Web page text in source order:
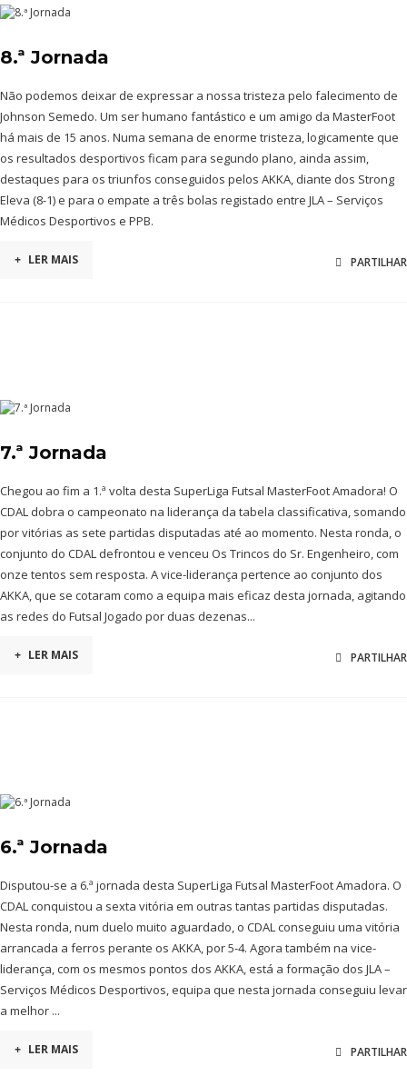
8.ª Jornada
Não podemos deixar de expressar a nossa tristeza pelo falecimento de
Johnson Semedo. Um ser humano fantástico e um amigo da MasterFoot
há mais de 15 anos. Numa semana de enorme tristeza, logicamente que
os resultados desportivos ficam para segundo plano, ainda assim,
destaques para os triunfos conseguidos pelos AKKA, diante dos Strong
Eleva (8-1) e para o empate a três bolas registado entre JLA – Serviços
Médicos Desportivos e PPB.
+ LER MAIS PARTILHAR
7.ª Jornada
Chegou ao fim a 1.ª volta desta SuperLiga Futsal MasterFoot Amadora! O
CDAL dobra o campeonato na liderança da tabela classificativa, somando
por vitórias as sete partidas disputadas até ao momento. Nesta ronda, o
conjunto do CDAL defrontou e venceu Os Trincos do Sr. Engenheiro, com
onze tentos sem resposta. A vice-liderança pertence ao conjunto dos
AKKA, que se cotaram como a equipa mais eficaz desta jornada, agitando
as redes do Futsal Jogado por duas dezenas...
+ LER MAIS PARTILHAR
6.ª Jornada
Disputou-se a 6.ª jornada desta SuperLiga Futsal MasterFoot Amadora. O
CDAL conquistou a sexta vitória em outras tantas partidas disputadas.
Nesta ronda, num duelo muito aguardado, o CDAL conseguiu uma vitória
arrancada a ferros perante os AKKA, por 5-4. Agora também na vice-
liderança, com os mesmos pontos dos AKKA, está a formação dos JLA –
Serviços Médicos Desportivos, equipa que nesta jornada conseguiu levar
a melhor ...
+ LER MAIS PARTILHAR